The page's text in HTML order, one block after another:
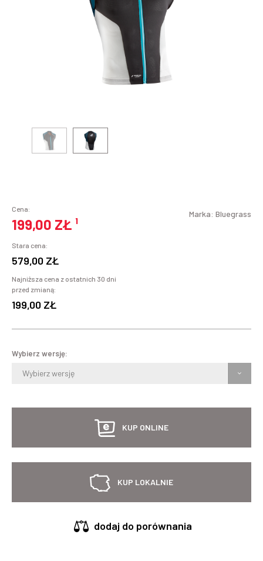
Cena:
199,00 ZŁ ¹
Stara cena:
579,00 ZŁ
Najniższa cena z ostatnich 30 dni
przed zmianą:
199,00 ZŁ
Marka: Bluegrass
Wybierz wersję:
Wybierz wersję
KUP ONLINE
KUP LOKALNIE
dodaj do porównania